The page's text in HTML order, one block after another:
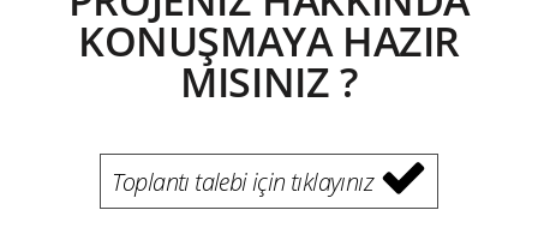
KONUŞMAYA HAZIR
MISINIZ ?
Toplantı talebi için tıklayınız